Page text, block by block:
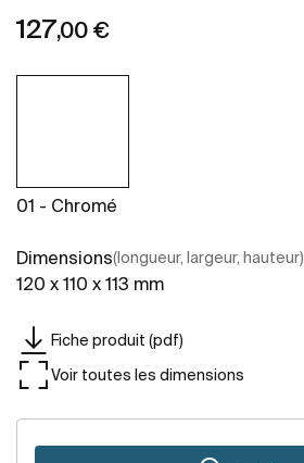
127,00 €
01 - Chromé
Dimensions(longueur, largeur, hauteur)
120 x 110 x 113 mm
Fiche produit (pdf)
Voir toutes les dimensions